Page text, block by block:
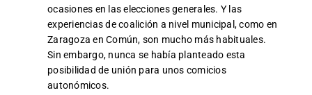
ocasiones en las elecciones generales. Y las
experiencias de coalición a nivel municipal, como en
Zaragoza en Común, son mucho más habituales.
Sin embargo, nunca se había planteado esta
posibilidad de unión para unos comicios
autonómicos.